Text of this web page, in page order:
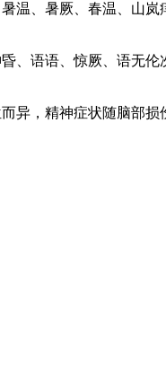
温、暑厥、春温、山岚
语语、惊厥、语无伦
异，精神症状随脑部损